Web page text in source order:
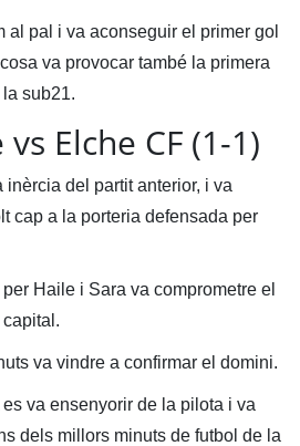
al pal i va aconseguir el primer gol
va provocar també la primera
sub21.
Elche CF (1-1)
inèrcia del partit anterior, i va
cap a la porteria defensada per
Haile i Sara va comprometre el
va vindre a confirmar el domini.
es va ensenyorir de la pilota i va
dels millors minuts de futbol de la